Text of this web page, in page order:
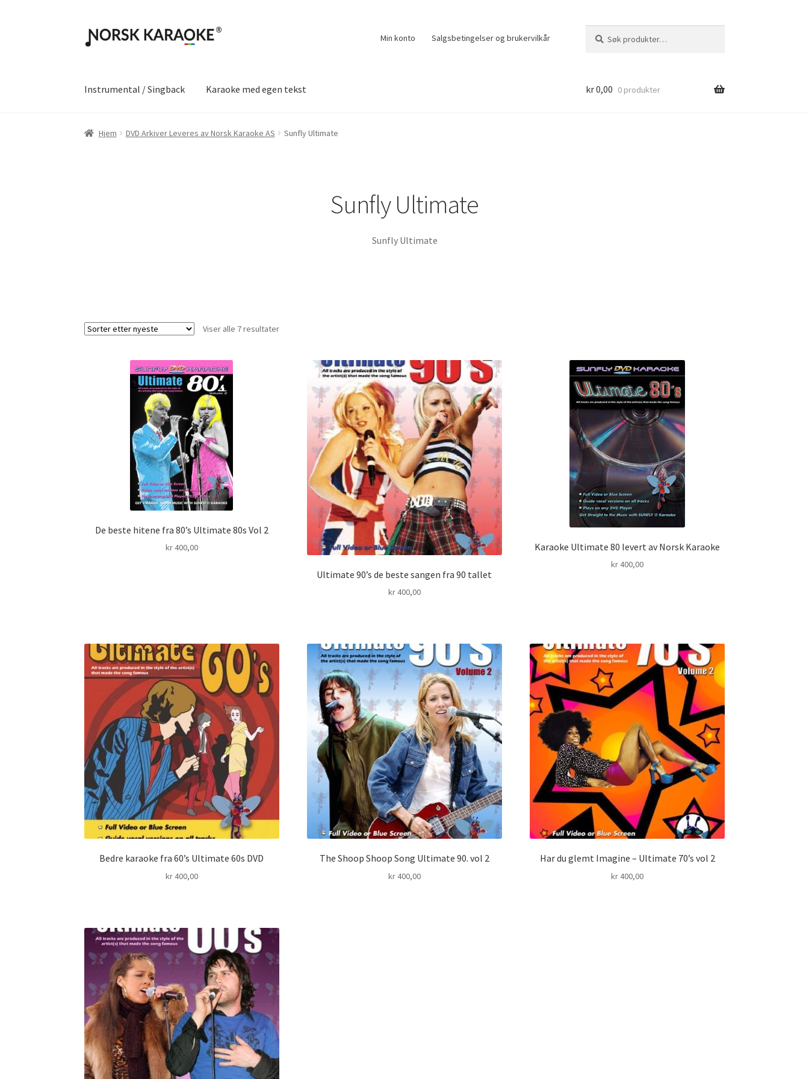
Hopp
til
Hopp
til
Min konto Salgsbetingelser og brukervilkår
etter:
Instrumental / Singback Karaoke med egen tekst kr0,00 0 produkter
Hjem DVD Arkiver Leveres av Norsk Karaoke AS Sunfly Ultimate
Sunfly Ultimate
Sunfly Ultimate
Viser alle 7 resultaterSortert
De beste hitene fra 80’s Ultimate 80s Vol 2
kr400,00
Ultimate 90’s de beste sangen fra 90 tallet
kr400,00
Karaoke Ultimate 80 levert av Norsk Karaoke
kr400,00
Bedre karaoke fra 60’s Ultimate 60s DVD
kr400,00
The Shoop Shoop Song Ultimate 90. vol 2
kr400,00
Har du glemt Imagine – Ultimate 70’s vol 2
kr400,00